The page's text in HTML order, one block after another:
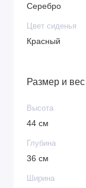
Серебро
Цвет сиденья
Красный
Размер и вес
Высота
44 см
Глубина
36 см
Ширина